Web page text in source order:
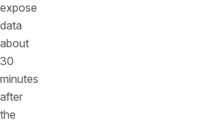
expose
data
about
30
minutes
after
the